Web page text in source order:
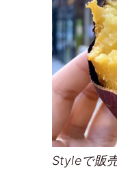
Styleで販